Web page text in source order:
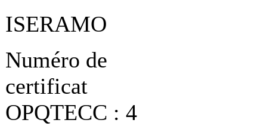
ISERAMO
Numéro de
certificat
OPQTECC : 4